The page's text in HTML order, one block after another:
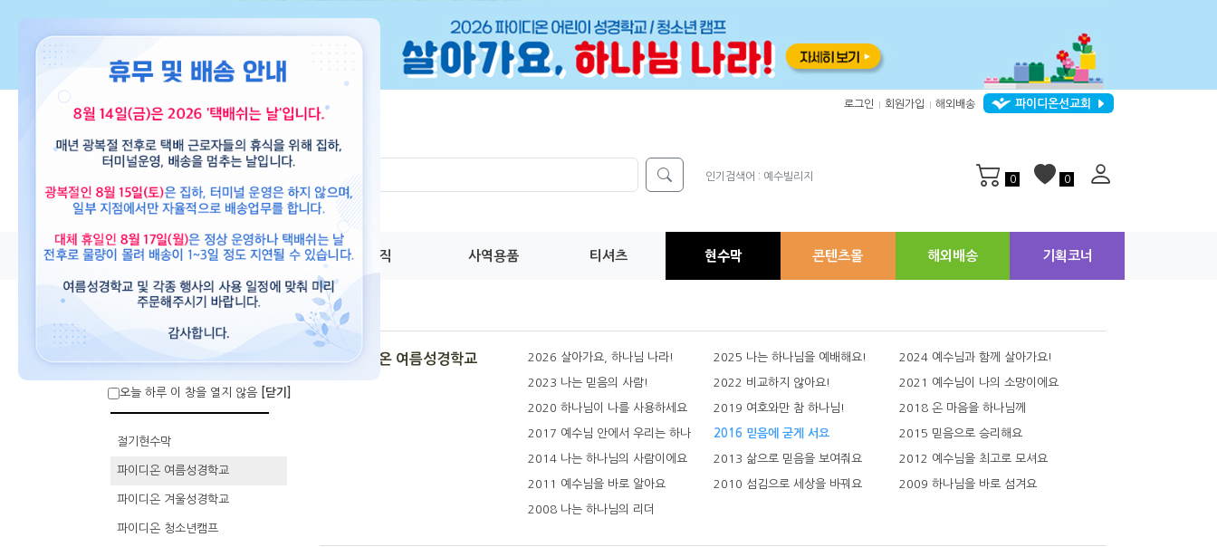
로그인 회원가입 해외배송 파이디온선교회
인기검색어 : 예수빌리지 0 0
교재 도서 뮤직 사역용품 티셔츠 현수막 콘텐츠몰 해외배송 기획코너
절기현수막
파이디온 여름성경학교
파이디온 겨울성경학교
파이디온 청소년캠프
파이디온 여름성경학교 2026 살아가요, 하나님 나라! 2025 나는 하나님을 예배해요! 2024 예수님과 함께 살아가요!
2023 나는 믿음의 사람! 2022 비교하지 않아요! 2021 예수님이 나의 소망이에요
2020 하나님이 나를 사용하세요 2019 여호와만 참 하나님! 2018 온 마음을 하나님께
2017 예수님 안에서 우리는 하나 2016 믿음에 굳게 서요 2015 믿음으로 승리해요
2014 나는 하나님의 사람이에요 2013 삶으로 믿음을 보여줘요 2012 예수님을 최고로 모셔요
2011 예수님을 바로 알아요 2010 섬김으로 세상을 바꿔요 2009 하나님을 바로 섬겨요
2008 나는 하나님의 리더
오늘 하루 이 창을 열지 않음 [닫기]